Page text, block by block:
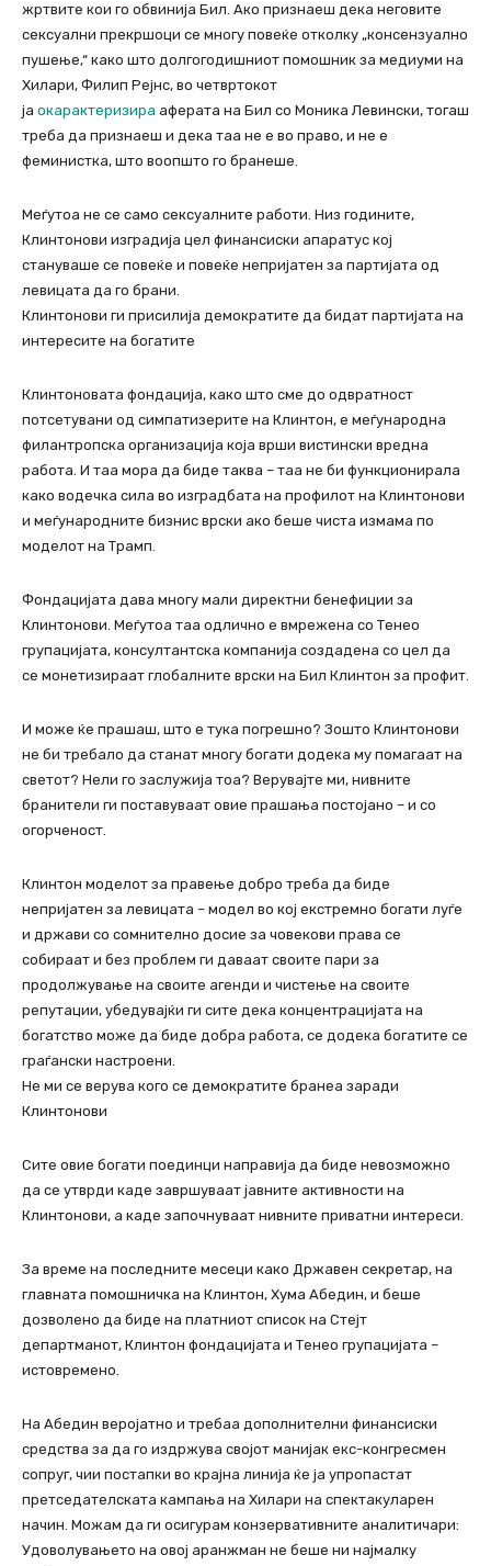
жртвите кои го обвинија Бил. Ако признаеш дека неговите
сексуални прекршоци се многу повеќе отколку „консензуално
пушење,“ како што долгогодишниот помошник за медиуми на
Хилари, Филип Рејнс, во четвртокот
ја окарактеризира аферата на Бил со Моника Левински, тогаш
треба да признаеш и дека таа не е во право, и не е
феминистка, што воопшто го бранеше.
Меѓутоа не се само сексуалните работи. Низ годините,
Клинтонови изградија цел финансиски апаратус кој
стануваше се повеќе и повеќе непријатен за партијата од
левицата да го брани.
Клинтонови ги присилија демократите да бидат партијата на
интересите на богатите
Клинтоновата фондација, како што сме до одвратност
потсетувани од симпатизерите на Клинтон, е меѓународна
филантропска организација која врши вистински вредна
работа. И таа мора да биде таква – таа не би функционирала
како водечка сила во изградбата на профилот на Клинтонови
и меѓународните бизнис врски ако беше чиста измама по
моделот на Трамп.
Фондацијата дава многу мали директни бенефиции за
Клинтонови. Меѓутоа таа одлично е вмрежена со Тенео
групацијата, консултантска компанија создадена со цел да
се монетизираат глобалните врски на Бил Клинтон за профит.
И може ќе прашаш, што е тука погрешно? Зошто Клинтонови
не би требало да станат многу богати додека му помагаат на
светот? Нели го заслужија тоа? Верувајте ми, нивните
бранители ги поставуваат овие прашања постојано – и со
огорченост.
Клинтон моделот за правење добро треба да биде
непријатен за левицата – модел во кој екстремно богати луѓе
и држави со сомнително досие за човекови права се
собираат и без проблем ги даваат своите пари за
продолжување на своите агенди и чистење на своите
репутации, убедувајќи ги сите дека концентрацијата на
богатство може да биде добра работа, се додека богатите се
граѓански настроени.
Не ми се верува кого се демократите бранеа заради
Клинтонови
Сите овие богати поединци направија да биде невозможно
да се утврди каде завршуваат јавните активности на
Клинтонови, а каде започнуваат нивните приватни интереси.
За време на последните месеци како Државен секретар, на
главната помошничка на Клинтон, Хума Абедин, и беше
дозволено да биде на платниот список на Стејт
департманот, Клинтон фондацијата и Тенео групацијата –
истовремено.
На Абедин веројатно и требаа дополнителни финансиски
средства за да го издржува својот манијак екс-конгресмен
сопруг, чии постапки во крајна линија ќе ја упропастат
претседателската кампања на Хилари на спектакуларен
начин. Можам да ги осигурам конзервативните аналитичари:
Удоволувањето на овој аранжман не беше ни најмалку